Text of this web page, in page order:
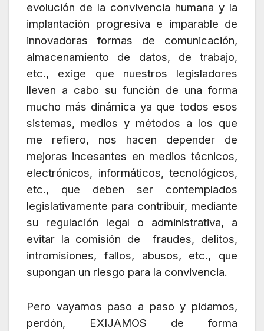
evolución de la convivencia humana y la
implantación progresiva e imparable de
innovadoras formas de comunicación,
almacenamiento de datos, de trabajo,
etc., exige que nuestros legisladores
lleven a cabo su función de una forma
mucho más dinámica ya que todos esos
sistemas, medios y métodos a los que
me refiero, nos hacen depender de
mejoras incesantes en medios técnicos,
electrónicos, informáticos, tecnológicos,
etc., que deben ser contemplados
legislativamente para contribuir, mediante
su regulación legal o administrativa, a
evitar la comisión de fraudes, delitos,
intromisiones, fallos, abusos, etc., que
supongan un riesgo para la convivencia.
Pero vayamos paso a paso y pidamos,
perdón, EXIJAMOS de forma